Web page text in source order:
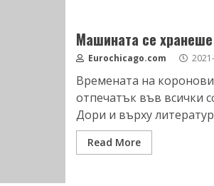
Машината се
Eurochicago.com
Времената на
отпечатък във всички
Дори и върху
Read More